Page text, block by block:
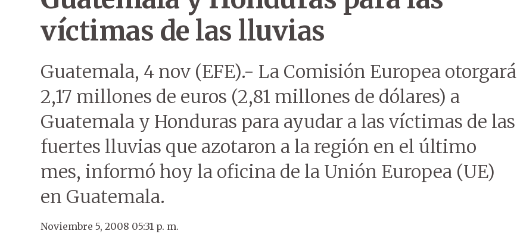
víctimas de las lluvias
Guatemala, 4 nov (EFE).- La Comisión Europea otorgará
2,17 millones de euros (2,81 millones de dólares) a
Guatemala y Honduras para ayudar a las víctimas de las
fuertes lluvias que azotaron a la región en el último
mes, informó hoy la oficina de la Unión Europea (UE)
en Guatemala.
Noviembre 5, 2008 05:31 p. m.